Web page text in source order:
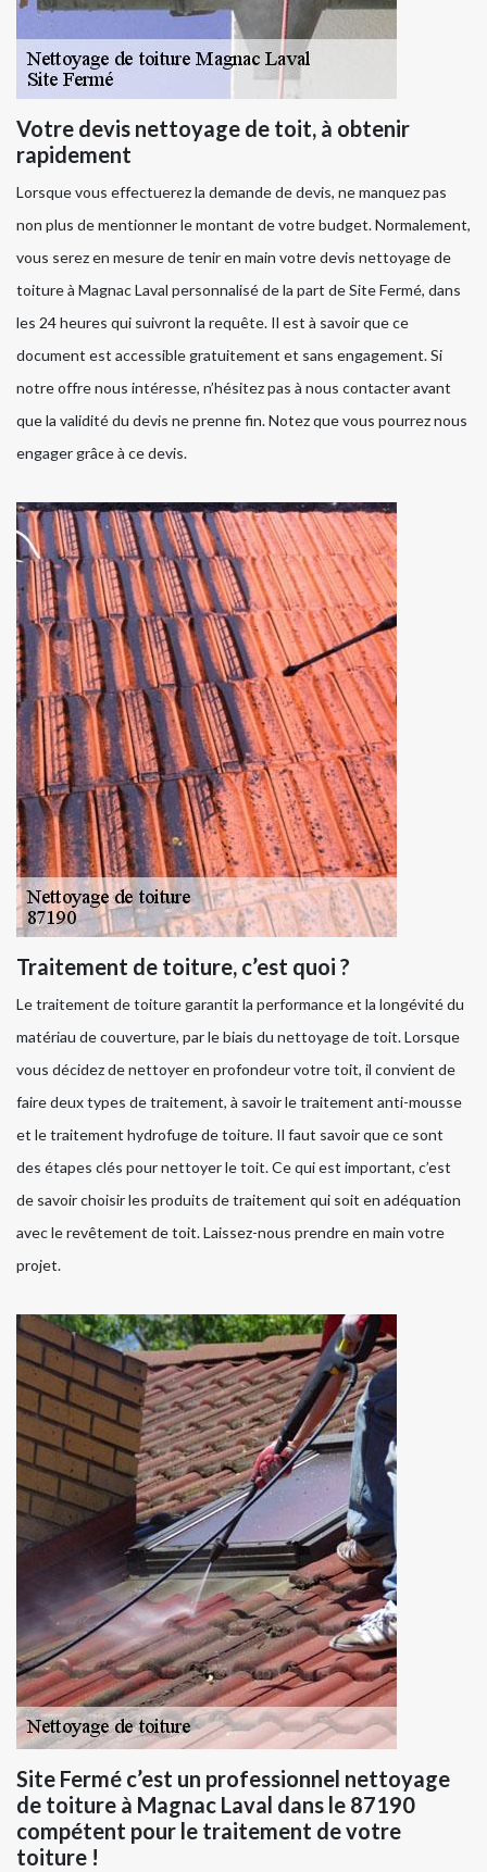
Votre devis nettoyage de toit, à obtenir
rapidement
Lorsque vous effectuerez la demande de devis, ne manquez pas
non plus de mentionner le montant de votre budget. Normalement,
vous serez en mesure de tenir en main votre devis nettoyage de
toiture à Magnac Laval personnalisé de la part de Site Fermé, dans
les 24 heures qui suivront la requête. Il est à savoir que ce
document est accessible gratuitement et sans engagement. Si
notre offre nous intéresse, n’hésitez pas à nous contacter avant
que la validité du devis ne prenne fin. Notez que vous pourrez nous
engager grâce à ce devis.
Traitement de toiture, c’est quoi ?
Le traitement de toiture garantit la performance et la longévité du
matériau de couverture, par le biais du nettoyage de toit. Lorsque
vous décidez de nettoyer en profondeur votre toit, il convient de
faire deux types de traitement, à savoir le traitement anti-mousse
et le traitement hydrofuge de toiture. Il faut savoir que ce sont
des étapes clés pour nettoyer le toit. Ce qui est important, c’est
de savoir choisir les produits de traitement qui soit en adéquation
avec le revêtement de toit. Laissez-nous prendre en main votre
projet.
Site Fermé c’est un professionnel nettoyage
de toiture à Magnac Laval dans le 87190
compétent pour le traitement de votre
toiture !